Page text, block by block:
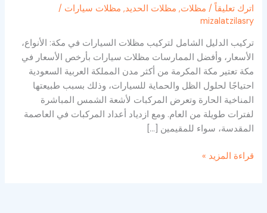
تعليقاً /مظلات,مظلات الحديد,مظلات سيارات/
الدليل الشامل لتركيب مظلات السيارات في مكة: الأنواع،
وأفضل الممارسات مظلات سيارات بأرخص الأسعار في
تعتير مكة المكرمة من أكثر مدن المملكة العربية السعودية
لحلول الظل والحماية للسيارات، وذلك بسبب طبيعتها
الحارة وتعرض المركبات لأشعة الشمس المباشرة
طويلة من العام. ومع ازدياد أعداد المركبات في العاصمة
سواء للمقيمين […]
المزيد »